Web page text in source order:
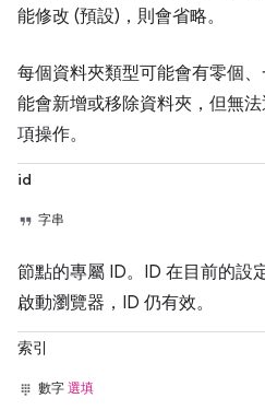
能修改 (預設)，則會省略。
每個資料夾類型可能會有零個
能會新增或移除資料夾，但無
項操作。
id
字串
節點的專屬 ID。ID 在目前的設
啟動瀏覽器，ID 仍有效。
索引
數字 選填